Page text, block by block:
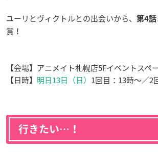
ユーリとヴィクトルとの出会いから、 第4話
賞！
【会場】アニメイト札幌店5Fイベントスペ
【日時】 明日13日（日） 1回目：13時〜／2
行きたい…！